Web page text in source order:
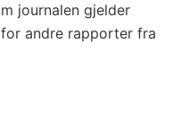
journalen gjelder
andre rapporter fra